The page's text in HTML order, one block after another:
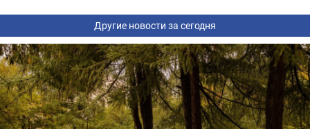
Другие новости за сегодня